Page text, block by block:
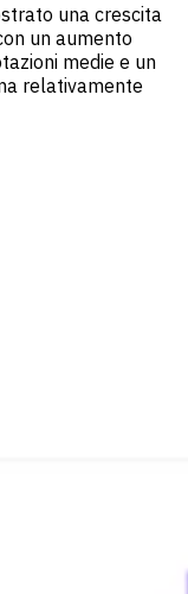
una crescita
un aumento
medie e un
relativamente